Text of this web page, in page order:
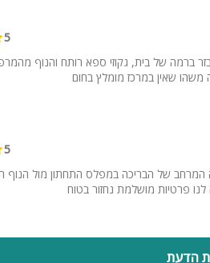
5
ברמה של בית, גקוזי ספא רותח והנוף
משהו שאין במרכז מומלץ בחום
5
המרחב של הבריכה במפלס התחתון מול
פרטיות מושלמת נחזור בטוח
הדעת